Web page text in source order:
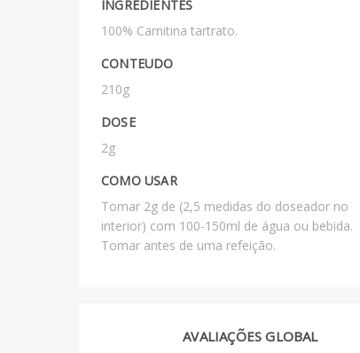
INGREDIENTES
100% Carnitina tartrato.
CONTEUDO
210g
DOSE
2g
COMO USAR
Tomar 2g de (2,5 medidas do doseador no
interior) com 100-150ml de água ou bebida.
Tomar antes de uma refeição.
AVALIAÇÕES GLOBAL